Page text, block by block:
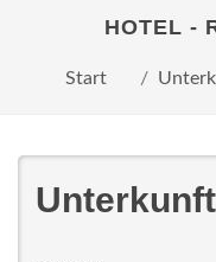
HOTEL -
Start